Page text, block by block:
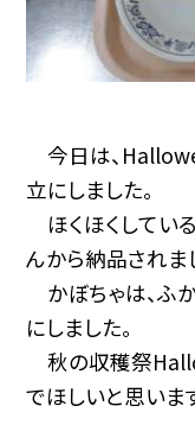
今日は、
立にしました。
ほくほくしてい
んから納品されま
かぼちゃは、ふ
にしました。
秋の収穫祭
でほしいと思いま